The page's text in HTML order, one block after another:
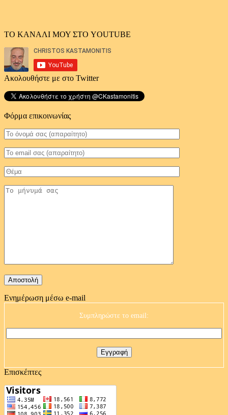
ΤΟ ΚΑΝΑΛΙ ΜΟΥ ΣΤΟ YOUTUBE
Ακολουθήστε με στο Twitter
Φόρμα επικοινωνίας
Ενημέρωση μέσω e-mail
Συμπληρώστε το email:
Επισκέπτες